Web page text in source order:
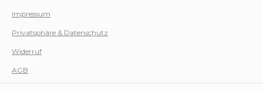
Impressum
Privatsphäre & Datenschutz
Widerruf
AGB